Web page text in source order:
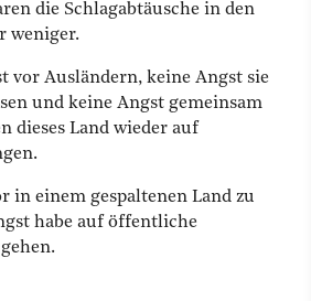
die Schlagabtäusche in den
weniger.
vor Ausländern, keine Angst sie
und keine Angst gemeinsam
dieses Land wieder auf
in einem gespaltenen Land zu
habe auf öffentliche